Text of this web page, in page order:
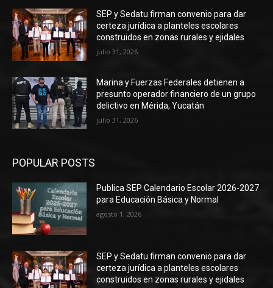
SEP y Sedatu firman convenio para dar
certeza jurídica a planteles escolares
construidos en zonas rurales y ejidales
julio 31, 2026
Marina y Fuerzas Federales detienen a
presunto operador financiero de un grupo
delictivo en Mérida, Yucatán
julio 31, 2026
POPULAR POSTS
Publica SEP Calendario Escolar 2026-2027
para Educación Básica y Normal
agosto 1, 2026
SEP y Sedatu firman convenio para dar
certeza jurídica a planteles escolares
construidos en zonas rurales y ejidales